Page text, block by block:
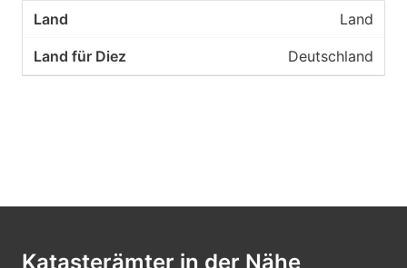
Land
Deutschland
Katasterämter in der Nähe